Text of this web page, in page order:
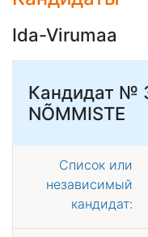
Ida-Virumaa
Кандидат №
NÕMMISTE
Список или
независимый
кандидат: